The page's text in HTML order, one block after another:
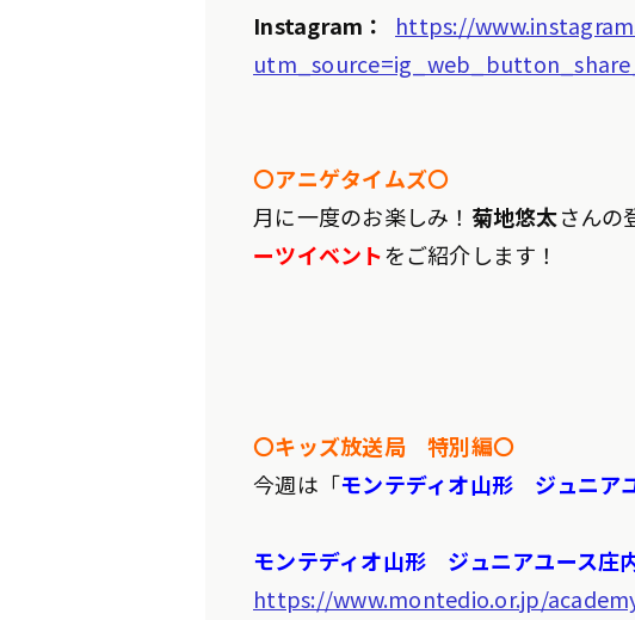
Instagram： https://
〇アニゲタイムズ〇
月に一度のお楽しみ！ 菊地悠太さんの
ーツイベントをご紹介します！
〇キッズ放送局 特別編〇
今週は 「モンテディオ山形 ジュニア
モンテディオ山形 ジュニアユース庄
https://www.montedio.or.jp/